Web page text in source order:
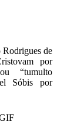
Rodrigues de
por
“tumulto
Sóbis por